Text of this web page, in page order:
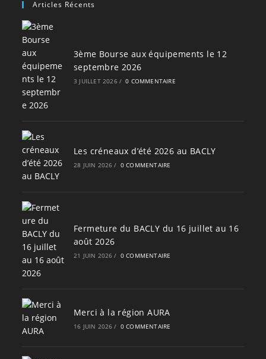
Articles Récents
3ème Bourse aux équipements le 12
septembre 2026
3 JUILLET 2026 / 0 COMMENTAIRE
Les créneaux d’été 2026 au BACLY
28 JUIN 2026 / 0 COMMENTAIRE
Fermeture du BACLY du 16 juillet au 16
août 2026
21 JUIN 2026 / 0 COMMENTAIRE
Merci à la région AURA
16 JUIN 2026 / 0 COMMENTAIRE